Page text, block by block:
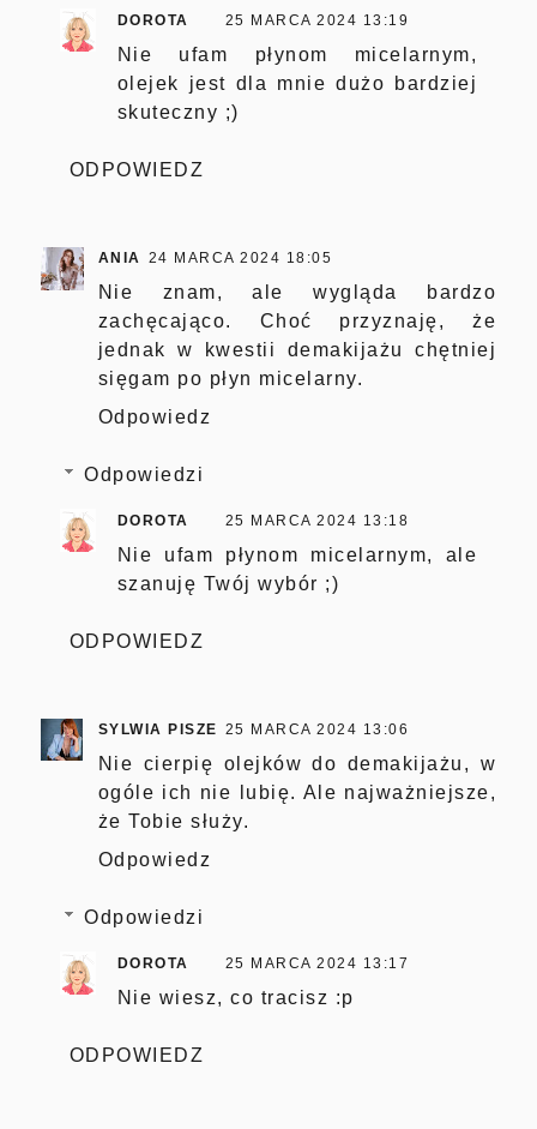
DOROTA 25 MARCA 2024 13:19
Nie ufam płynom micelarnym,
olejek jest dla mnie dużo bardziej
skuteczny ;)
ODPOWIEDZ
ANIA 24 MARCA 2024 18:05
Nie znam, ale wygląda bardzo
zachęcająco. Choć przyznaję, że
jednak w kwestii demakijażu chętniej
sięgam po płyn micelarny.
Odpowiedz
Odpowiedzi
DOROTA 25 MARCA 2024 13:18
Nie ufam płynom micelarnym, ale
szanuję Twój wybór ;)
ODPOWIEDZ
SYLWIA PISZE 25 MARCA 2024 13:06
Nie cierpię olejków do demakijażu, w
ogóle ich nie lubię. Ale najważniejsze,
że Tobie służy.
Odpowiedz
Odpowiedzi
DOROTA 25 MARCA 2024 13:17
Nie wiesz, co tracisz :p
ODPOWIEDZ